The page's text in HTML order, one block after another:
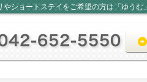
やショートステイをご希望の方は「ゆうむ